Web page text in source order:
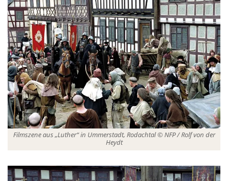
Filmszene aus „Luther“ in Ummerstadt, Rodachtal © NFP / Rolf von der
Heydt